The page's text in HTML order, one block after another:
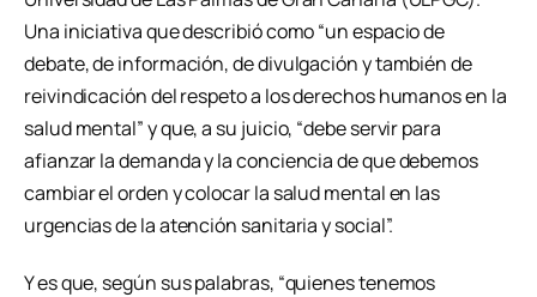
Una iniciativa que describió como “un espacio de
debate, de información, de divulgación y también de
reivindicación del respeto a los derechos humanos en la
salud mental” y que, a su juicio, “debe servir para
afianzar la demanda y la conciencia de que debemos
cambiar el orden y colocar la salud mental en las
urgencias de la atención sanitaria y social”.
Y es que, según sus palabras, “quienes tenemos